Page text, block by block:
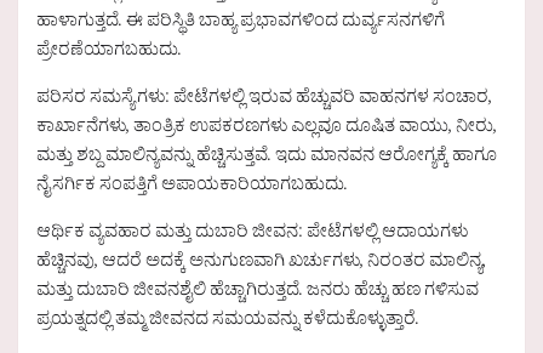
ಹಾಳಾಗುತ್ತದೆ. ಈ ಪರಿಸ್ಥಿತಿ ಬಾಹ್ಯ ಪ್ರಭಾವಗಳಿಂದ ದುರ್ವ್ಯಸನಗಳಿಗೆ
ಪ್ರೇರಣೆಯಾಗಬಹುದು.
ಪರಿಸರ ಸಮಸ್ಯೆಗಳು: ಪೇಟೆಗಳಲ್ಲಿ ಇರುವ ಹೆಚ್ಚುವರಿ ವಾಹನಗಳ ಸಂಚಾರ,
ಕಾರ್ಖಾನೆಗಳು, ತಾಂತ್ರಿಕ ಉಪಕರಣಗಳು ಎಲ್ಲವೂ ದೂಷಿತ ವಾಯು, ನೀರು,
ಮತ್ತು ಶಬ್ದ ಮಾಲಿನ್ಯವನ್ನು ಹೆಚ್ಚಿಸುತ್ತವೆ. ಇದು ಮಾನವನ ಆರೋಗ್ಯಕ್ಕೆ ಹಾಗೂ
ನೈಸರ್ಗಿಕ ಸಂಪತ್ತಿಗೆ ಅಪಾಯಕಾರಿಯಾಗಬಹುದು.
ಆರ್ಥಿಕ ವ್ಯವಹಾರ ಮತ್ತು ದುಬಾರಿ ಜೀವನ: ಪೇಟೆಗಳಲ್ಲಿ ಆದಾಯಗಳು
ಹೆಚ್ಚಿನವು, ಆದರೆ ಅದಕ್ಕೆ ಅನುಗುಣವಾಗಿ ಖರ್ಚುಗಳು, ನಿರಂತರ ಮಾಲಿನ್ಯ,
ಮತ್ತು ದುಬಾರಿ ಜೀವನಶೈಲಿ ಹೆಚ್ಚಾಗಿರುತ್ತದೆ. ಜನರು ಹೆಚ್ಚು ಹಣ ಗಳಿಸುವ
ಪ್ರಯತ್ನದಲ್ಲಿ ತಮ್ಮ ಜೀವನದ ಸಮಯವನ್ನು ಕಳೆದುಕೊಳ್ಳುತ್ತಾರೆ.